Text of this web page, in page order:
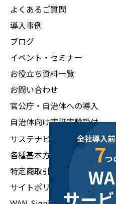
よくあるご質問
導入事例
ブログ
イベント・セミナー
お役立ち資料一覧
お問い合わせ
官公庁・自治体への導入
自治体向け実証実験受付
サステナビリティ
各種基本方針
特定商取引法に基づく表示
サイトポリシー